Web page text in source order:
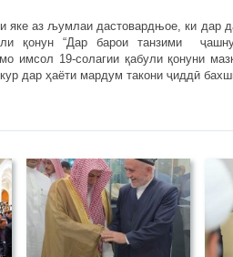
яке аз љумлаи дастовардњое, ки дар
қонун “Дар барои танзими
имсол 19-солагии қабули қонуни
дар ҳаёти мардум такони ҷиддӣ